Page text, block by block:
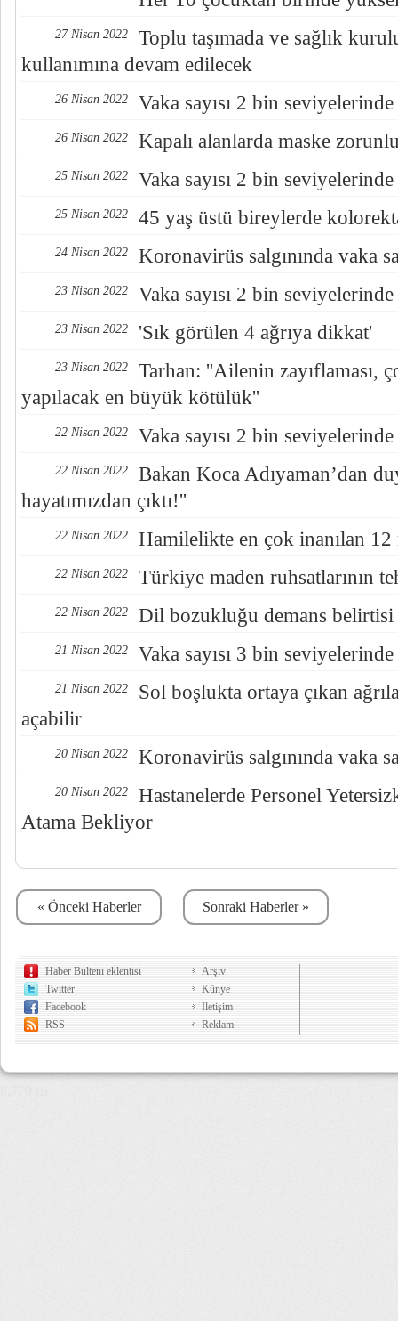
27 Nisan 2022
Toplu taşımada ve sağlık
kullanımına devam edilecek
26 Nisan 2022 Vaka sayısı 2 bin seviyelerinde
26 Nisan 2022 Kapalı alanlarda maske
25 Nisan 2022 Vaka sayısı 2 bin seviyelerinde
25 Nisan 2022 45 yaş üstü bireylerde
24 Nisan 2022 Koronavirüs salgınında vaka
23 Nisan 2022 Vaka sayısı 2 bin seviyelerinde
23 Nisan 2022 'Sık görülen 4 ağrıya dikkat'
23 Nisan 2022
Tarhan: ''Ailenin zayıflaması,
yapılacak en büyük kötülük''
22 Nisan 2022 Vaka sayısı 2 bin seviyelerinde
22 Nisan 2022
Bakan Koca Adıyaman’dan
hayatımızdan çıktı!''
22 Nisan 2022 Hamilelikte en çok inanılan
22 Nisan 2022 Türkiye maden ruhsatlarının
22 Nisan 2022 Dil bozukluğu demans
21 Nisan 2022 Vaka sayısı 3 bin seviyelerinde
21 Nisan 2022
Sol boşlukta ortaya çıkan
açabilir
20 Nisan 2022 Koronavirüs salgınında vaka
20 Nisan 2022
Hastanelerde Personel
Atama Bekliyor
« Önceki Haberler Sonraki Haberler »
Haber Bülteni eklentisi
Twitter
Facebook
RSS
Arşiv
Künye
İletişim
Reklam